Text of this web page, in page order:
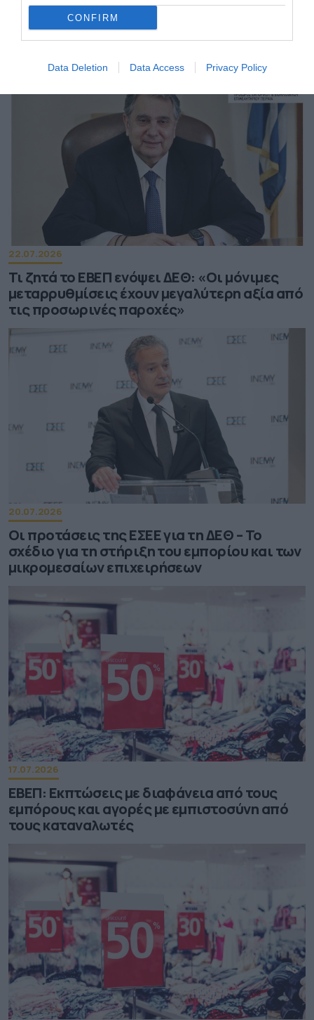
CONFIRM
Data Deletion Data Access Privacy Policy
Στοά Αρσακείου: Ποια καταστήματα
22.07.2026
Τι ζητά το ΕΒΕΠ ενόψει ΔΕΘ: «Οι μόνιμες
μεταρρυθμίσεις έχουν μεγαλύτερη αξία από
τις προσωρινές παροχές»
20.07.2026
Οι προτάσεις της ΕΣΕΕ για τη ΔΕΘ – Το
σχέδιο για τη στήριξη του εμπορίου και των
μικρομεσαίων επιχειρήσεων
17.07.2026
ΕΒΕΠ: Εκπτώσεις με διαφάνεια από τους
εμπόρους και αγορές με εμπιστοσύνη από
τους καταναλωτές